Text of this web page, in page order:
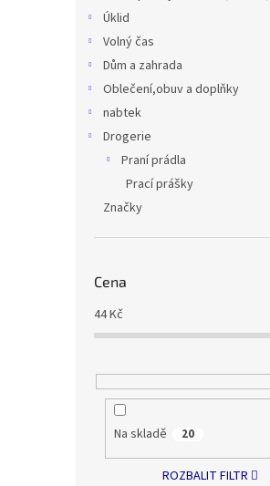
Úklid
Volný čas
Dům a zahrada
Oblečení,obuv a doplňky
nabtek
Drogerie
Praní prádla
Prací prášky
Značky
Cena
44Kč
Na skladě 20
ROZBALIT FILTR